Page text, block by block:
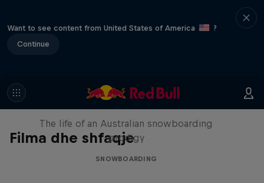
Want to see content from United States of America
?
Continue
Filma dhe shfaqje
Volare: Valentino Guseli
The life of an Australian snowboarding
prodigy
SNOWBOARDING